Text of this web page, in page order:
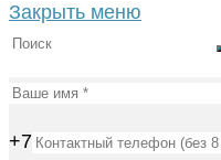
Закрыть меню
+7